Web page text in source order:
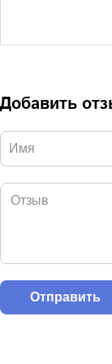
Добавить